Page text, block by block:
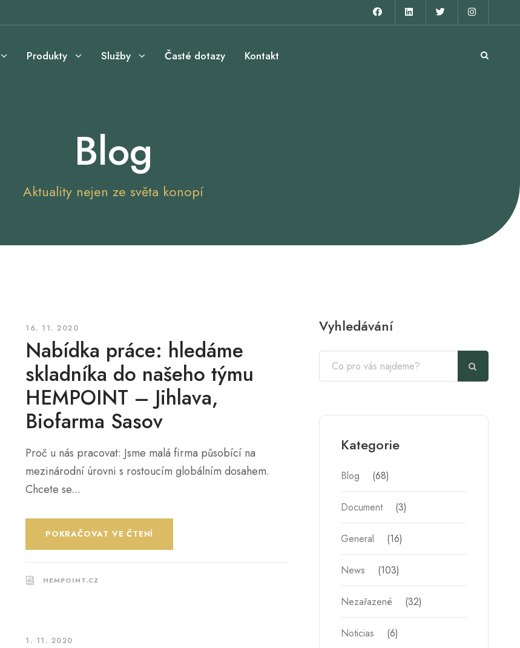
Produkty Služby Časté dotazy Kontakt
Blog
Aktuality nejen ze světa konopí
16. 11. 2020
Nabídka práce: hledáme
skladníka do našeho týmu
HEMPOINT – Jihlava,
Biofarma Sasov
Proč u nás pracovat: Jsme malá firma působící na
mezinárodní úrovni s rostoucím globálním dosahem.
Chcete se...
POKRAČOVAT VE ČTENÍ
HEMPOINT.CZ
1. 11. 2020
Vyhledávání
Kategorie
Blog (68)
Document (3)
General (16)
News (103)
Nezařazené (32)
Noticias (6)